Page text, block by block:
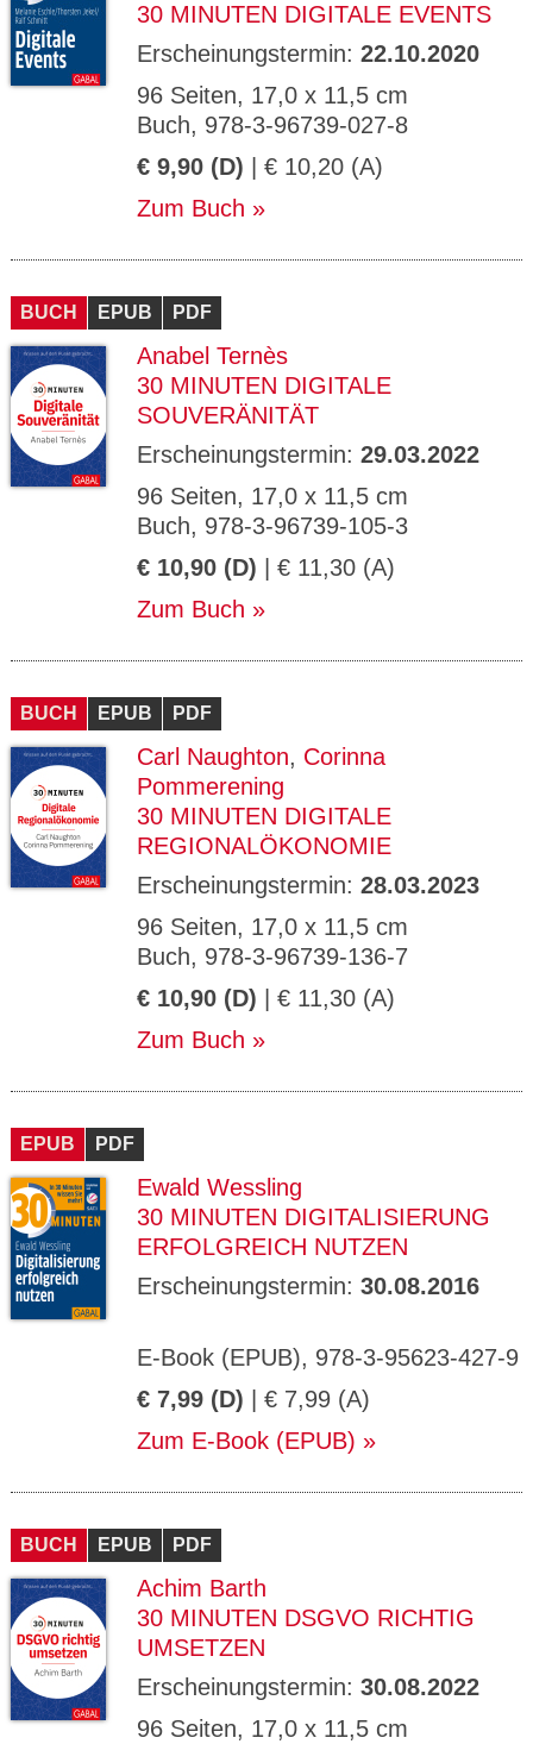
30 MINUTEN DIGITALE EVENTS
Erscheinungstermin: 22.10.2020
96 Seiten, 17,0 x 11,5 cm
Buch, 978-3-96739-027-8
€ 9,90 (D) | € 10,20 (A)
Zum Buch
BUCH EPUB PDF
Anabel Ternès
30 MINUTEN DIGITALE
SOUVERÄNITÄT
Erscheinungstermin: 29.03.2022
96 Seiten, 17,0 x 11,5 cm
Buch, 978-3-96739-105-3
€ 10,90 (D) | € 11,30 (A)
Zum Buch
BUCH EPUB PDF
Carl Naughton, Corinna
Pommerening
30 MINUTEN DIGITALE
REGIONALÖKONOMIE
Erscheinungstermin: 28.03.2023
96 Seiten, 17,0 x 11,5 cm
Buch, 978-3-96739-136-7
€ 10,90 (D) | € 11,30 (A)
Zum Buch
EPUB PDF
Ewald Wessling
30 MINUTEN DIGITALISIERUNG
ERFOLGREICH NUTZEN
Erscheinungstermin: 30.08.2016
E-Book (EPUB), 978-3-95623-427-9
€ 7,99 (D) | € 7,99 (A)
Zum E-Book (EPUB)
BUCH EPUB PDF
Achim Barth
30 MINUTEN DSGVO RICHTIG
UMSETZEN
Erscheinungstermin: 30.08.2022
96 Seiten, 17,0 x 11,5 cm